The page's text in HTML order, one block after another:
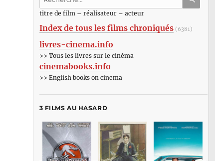
:titre de film – réalisateur – acteur
Index de tous les films chroniqués (6381)
livres-cinema.info
>> Tous les livres sur le cinéma
cinemabooks.info
>> English books on cinema
3 FILMS AU HASARD